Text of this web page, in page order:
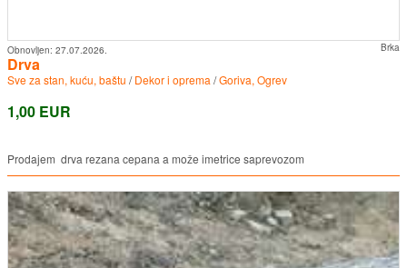
Brka
Obnovljen: 27.07.2026.
Drva
Sve za stan, kuću, baštu /Dekor i oprema /Goriva, Ogrev
1,00 EUR
Prodajem drva rezana cepana a može imetrice saprevozom